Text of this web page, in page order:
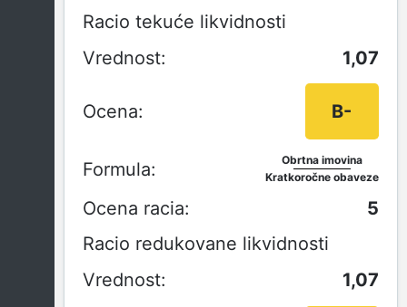
Racio tekuće likvidnosti
1,07
B-
Obrtna imovina
Kratkoročne obaveze
5
Racio redukovane likvidnosti
1,07